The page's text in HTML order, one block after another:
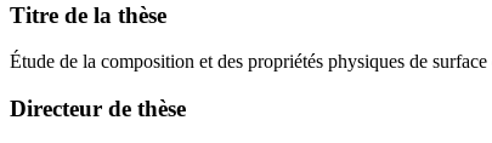
Titre de la thèse
Étude de la composition et des propriétés physiques de
Directeur de thèse